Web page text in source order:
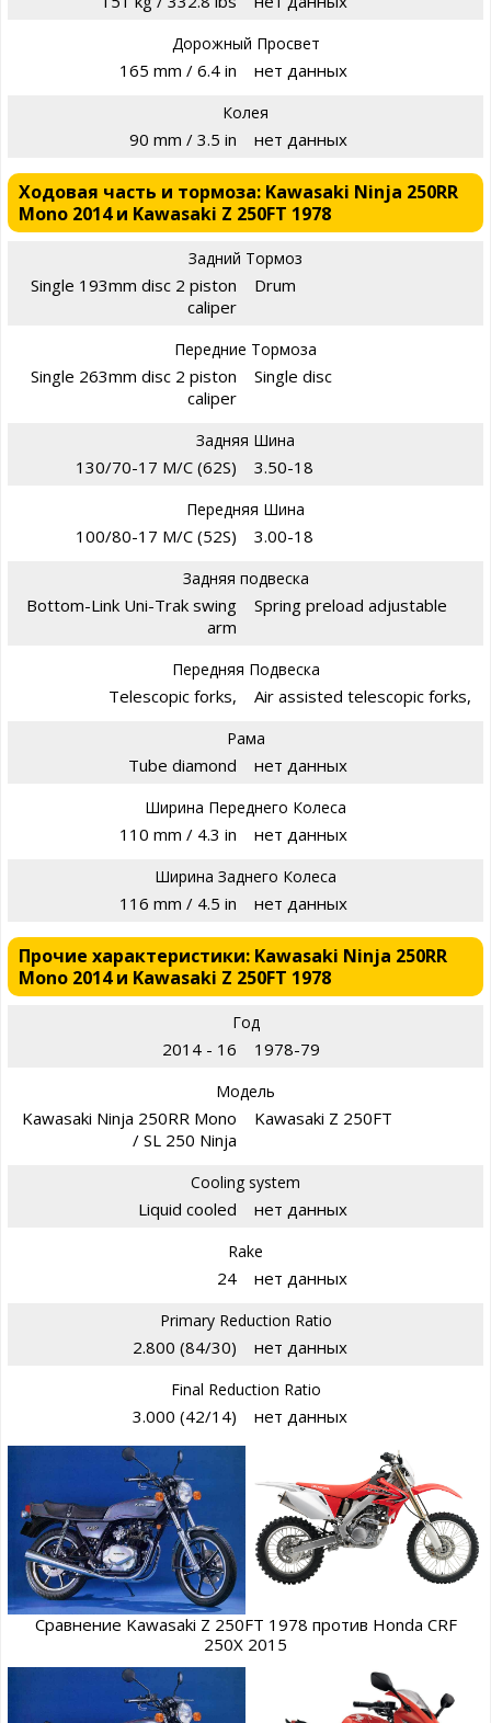
Дорожный Просвет
165 mm / 6.4 in нет данных
Колея
90 mm / 3.5 in нет данных
Ходовая часть и тормоза: Kawasaki Ninja 250RR
Mono 2014 и Kawasaki Z 250FT 1978
Задний Тормоз
Single 193mm disc 2 piston
caliper
Drum
Передние Тормоза
Single 263mm disc 2 piston
caliper
Single disc
Задняя Шина
130/70-17 M/C (62S) 3.50-18
Передняя Шина
100/80-17 M/C (52S) 3.00-18
Задняя подвеска
Bottom-Link Uni-Trak swing
arm
Spring preload adjustable
Передняя Подвеска
Telescopic forks, Air assisted telescopic forks,
Рама
Tube diamond нет данных
Ширина Переднего Колеса
110 mm / 4.3 in нет данных
Ширина Заднего Колеса
116 mm / 4.5 in нет данных
Прочие характеристики: Kawasaki Ninja 250RR
Mono 2014 и Kawasaki Z 250FT 1978
Год
2014 - 16 1978-79
Модель
Kawasaki Ninja 250RR Mono
/ SL 250 Ninja
Kawasaki Z 250FT
Cooling system
Liquid cooled нет данных
Rake
24 нет данных
Primary Reduction Ratio
2.800 (84/30) нет данных
Final Reduction Ratio
3.000 (42/14) нет данных
Сравнение Kawasaki Z 250FT 1978 против Honda CRF
250X 2015